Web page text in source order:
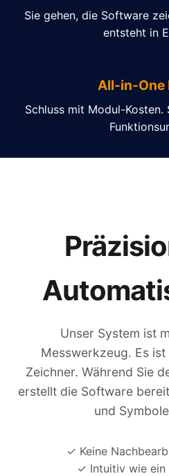
Sie gehen, die Software
entsteht in
All-in-One
Schluss mit Modul-Kosten.
Unser System ist
Messwerkzeug. Es
Zeichner. Während Sie
erstellt die Software
und
✓ Keine
✓ Intuitiv wie ein